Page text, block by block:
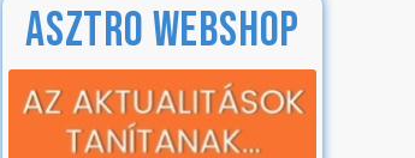
ASZTRO WEBSHOP